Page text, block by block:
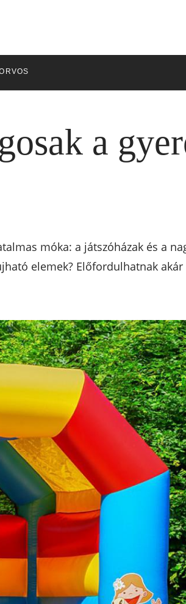
a
móka: a játszóházak és a
elemek? Előfordulhatnak